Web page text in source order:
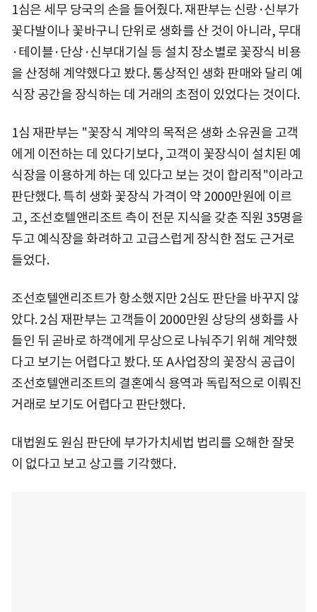
1심은 세무 당국의 손을 들어줬다. 재판부는 신랑·신부가
꽃다발이나 꽃바구니 단위로 생화를 산 것이 아니라, 무대
·테이블·단상·신부대기실 등 설치 장소별로 꽃장식 비용
을 산정해 계약했다고 봤다. 통상적인 생화 판매와 달리 예
식장 공간을 장식하는 데 거래의 초점이 있었다는 것이다.
1심 재판부는 "꽃장식 계약의 목적은 생화 소유권을 고객
에게 이전하는 데 있다기보다, 고객이 꽃장식이 설치된 예
식장을 이용하게 하는 데 있다고 보는 것이 합리적"이라고
판단했다. 특히 생화 꽃장식 가격이 약 2000만원에 이르
고, 조선호텔앤리조트 측이 전문 지식을 갖춘 직원 35명을
두고 예식장을 화려하고 고급스럽게 장식한 점도 근거로
들었다.
조선호텔앤리조트가 항소했지만 2심도 판단을 바꾸지 않
았다. 2심 재판부는 고객들이 2000만원 상당의 생화를 사
들인 뒤 곧바로 하객에게 무상으로 나눠주기 위해 계약했
다고 보기는 어렵다고 봤다. 또 A사업장의 꽃장식 공급이
조선호텔앤리조트의 결혼예식 용역과 독립적으로 이뤄진
거래로 보기도 어렵다고 판단했다.
대법원도 원심 판단에 부가가치세법 법리를 오해한 잘못
이 없다고 보고 상고를 기각했다.